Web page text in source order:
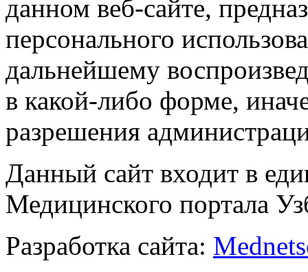
данном веб-сайте,
персонального
дальнейшему
в какой-либо форме,
разрешения
Данный сайт входит в
Медицинского портала
Разработка сайта: